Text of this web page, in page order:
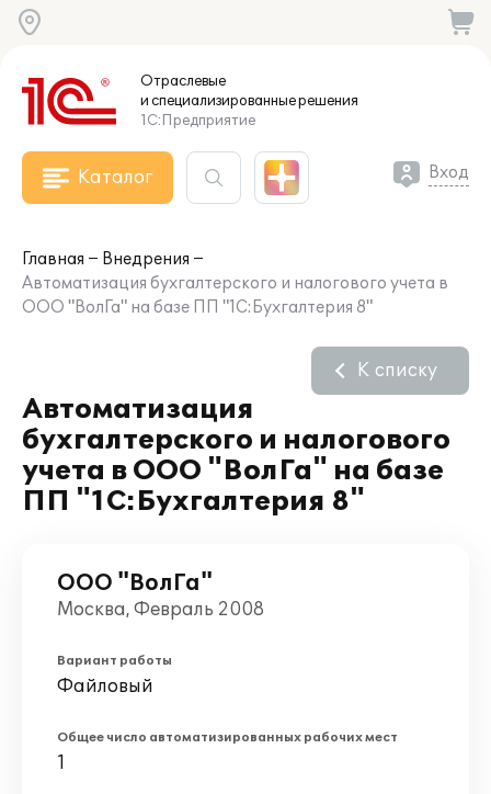
Отраслевые
и специализированныерешения
1С:Предприятие
Каталог Вход
Главная
Внедрения
Автоматизация бухгалтерского и налогового учета в
ООО "ВолГа" на базе ПП "1С:Бухгалтерия 8"
Автоматизация
бухгалтерского и налогового
учета в ООО "ВолГа" на базе
ПП "1С:Бухгалтерия 8"
К списку
ООО "ВолГа"
Москва, Февраль 2008
Вариант работы
Файловый
Общее число автоматизированных рабочих мест
1